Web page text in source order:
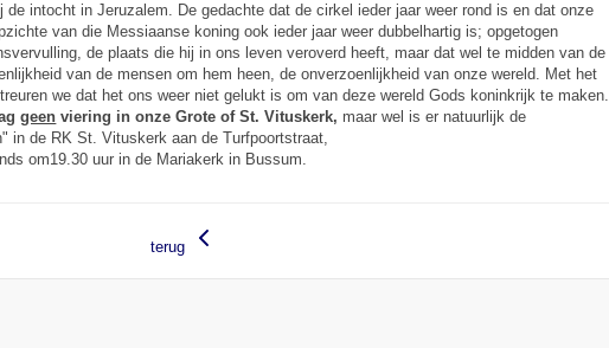
de intocht in Jeruzalem. De gedachte dat de cirkel ieder jaar weer rond is en dat onze
van die Messiaanse koning ook ieder jaar weer dubbelhartig is; opgetogen
de plaats die hij in ons leven veroverd heeft, maar dat wel te midden van de
van de mensen om hem heen, de onverzoenlijkheid van onze wereld. Met het
we dat het ons weer niet gelukt is om van deze wereld Gods koninkrijk te maken.
geen viering in onze Grote of St. Vituskerk, maar wel is er natuurlijk de
in de RK St. Vituskerk aan de Turfpoortstraat,
om19.30 uur in de Mariakerk in Bussum.
terug